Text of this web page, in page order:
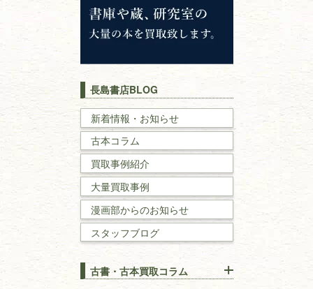
イスラム教
キリスト教
日本史
戦記・戦史
国文学・
理工書
数学書・物理学書
建築書
漢方・鍼灸・東洋医学
長島書店BLOG
新着情報・お知らせ
古本コラム
買取事例紹介
大量買取事例
漫画部からのお知らせ
スタッフブログ
古書・古本買取コラム